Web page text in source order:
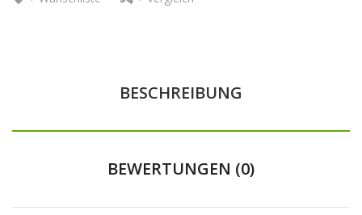
BESCHREIBUNG
BEWERTUNGEN (0)